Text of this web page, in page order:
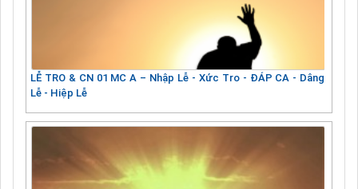
LỄ TRO & CN 01 MC A – Nhập Lễ - Xức Tro - ĐÁP CA - Dâng
Lễ - Hiệp Lễ